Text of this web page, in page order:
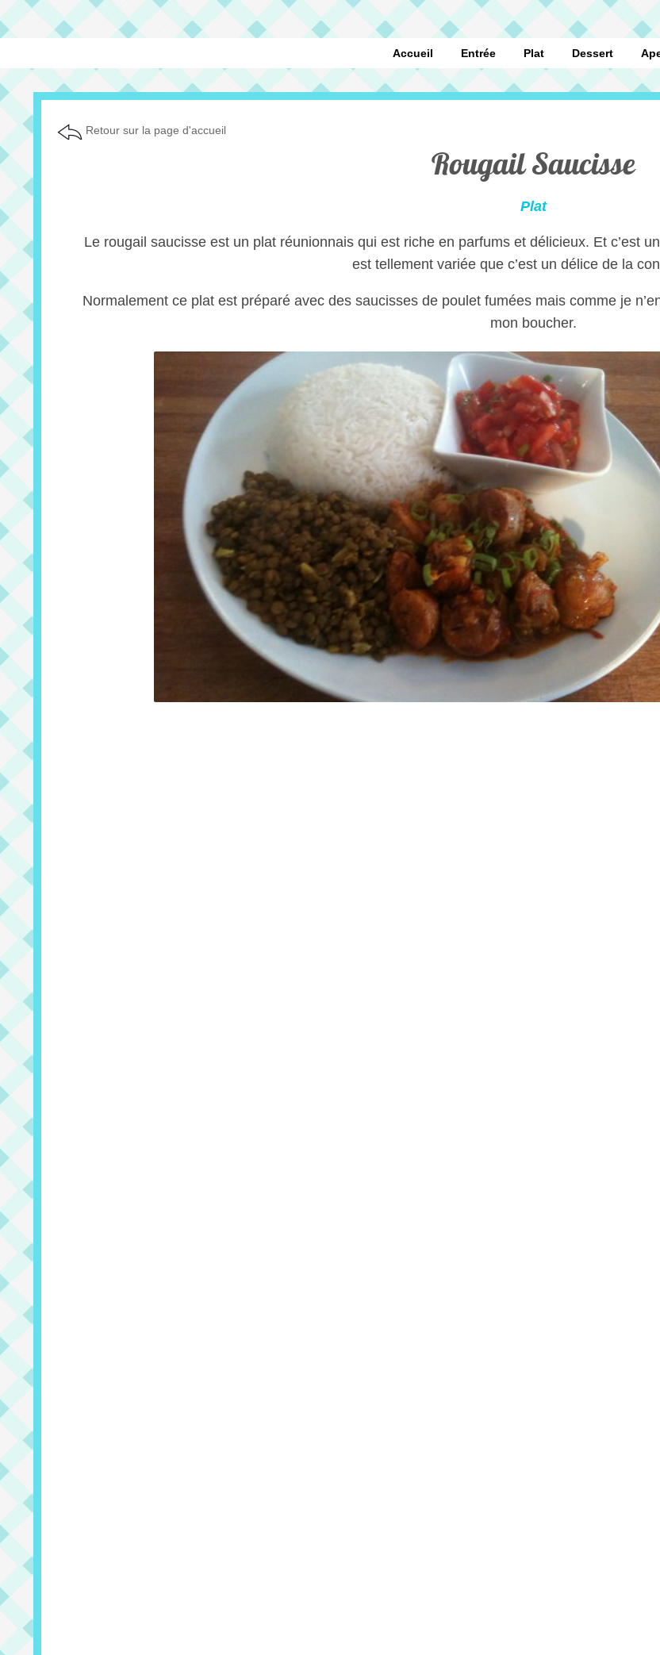
Accueil Entrée Plat Dessert
Retour sur la page d'accueil
Rougail Saucisse
Plat
Le rougail saucisse est un plat réunionnais qui est riche en parfums et délicieux. Et c’est
est tellement variée que c’est un délice de la
Normalement ce plat est préparé avec des saucisses de poulet fumées mais comme je
mon boucher.